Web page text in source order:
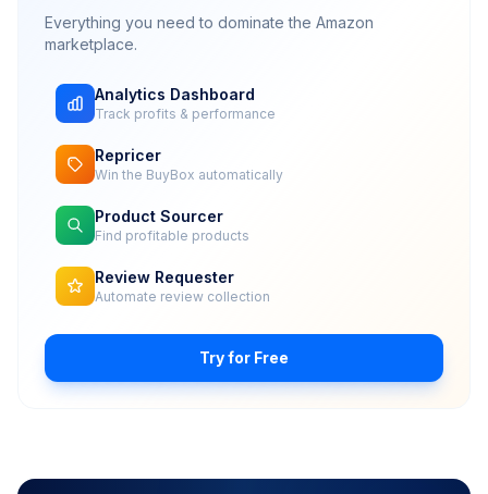
Everything you need to dominate the Amazon
marketplace.
Analytics Dashboard
Track profits & performance
Repricer
Win the BuyBox automatically
Product Sourcer
Find profitable products
Review Requester
Automate review collection
Try for Free